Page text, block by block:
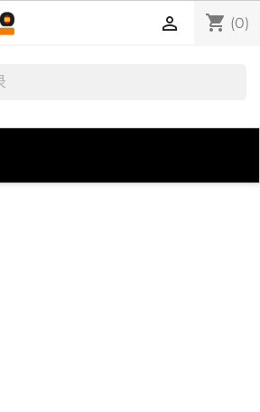
shopping_cart (0)
